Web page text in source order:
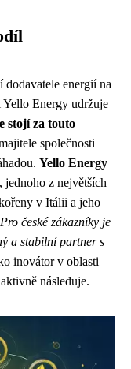
dodavatele energií na
Yello Energy udržuje
stojí za touto
společnosti
Yello Energy
, jednoho z největších
v Itálii a jeho
Pro české zákazníky je
a stabilní partner s
inovátor v oblasti
následuje.